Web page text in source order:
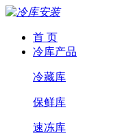
首 页
冷库产品
冷藏库
保鲜库
速冻库